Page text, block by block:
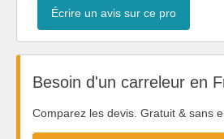
Écrire un avis sur ce pro
Besoin d'un carreleur en
Comparez les devis. Gratuit & sans